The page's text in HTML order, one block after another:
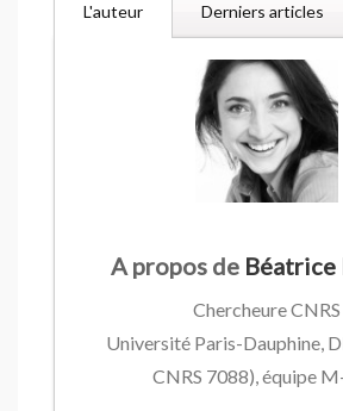
L'auteur Derniers articles
A propos de Béatrice
Chercheure CNRS
Université Paris-Dauphine,
CNRS 7088), équipe